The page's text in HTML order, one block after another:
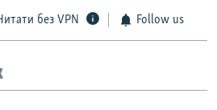
без VPN Follow us